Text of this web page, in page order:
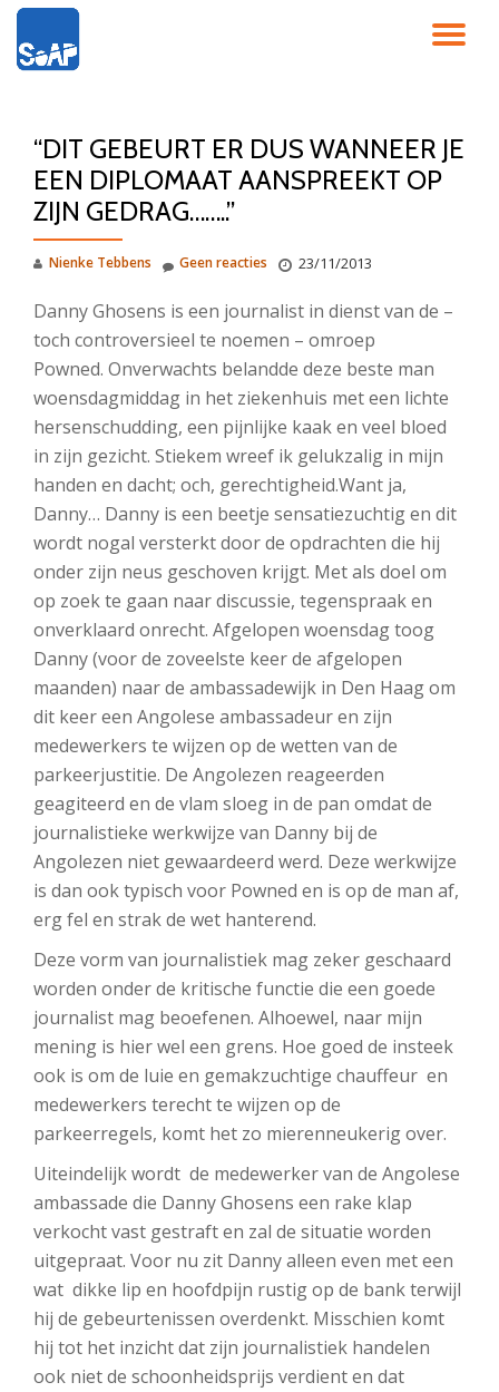
direct
inhoud“DIT GEBEURT ER DUS WANNEER JE
EEN DIPLOMAAT AANSPREEKT OP
ZIJN GEDRAG……..”
Nienke Tebbens 23/11/2013
Geen reacties
Danny Ghosens is een journalist in dienst van de –
toch controversieel te noemen – omroep
Powned. Onverwachts belandde deze beste man
woensdagmiddag in het ziekenhuis met een lichte
hersenschudding, een pijnlijke kaak en veel bloed
in zijn gezicht. Stiekem wreef ik gelukzalig in mijn
handen en dacht; och, gerechtigheid.Want ja,
Danny… Danny is een beetje sensatiezuchtig en dit
wordt nogal versterkt door de opdrachten die hij
onder zijn neus geschoven krijgt. Met als doel om
op zoek te gaan naar discussie, tegenspraak en
onverklaard onrecht. Afgelopen woensdag toog
Danny (voor de zoveelste keer de afgelopen
maanden) naar de ambassadewijk in Den Haag om
dit keer een Angolese ambassadeur en zijn
medewerkers te wijzen op de wetten van de
parkeerjustitie. De Angolezen reageerden
geagiteerd en de vlam sloeg in de pan omdat de
journalistieke werkwijze van Danny bij de
Angolezen niet gewaardeerd werd. Deze werkwijze
is dan ook typisch voor Powned en is op de man af,
erg fel en strak de wet hanterend.
Deze vorm van journalistiek mag zeker geschaard
worden onder de kritische functie die een goede
journalist mag beoefenen. Alhoewel, naar mijn
mening is hier wel een grens. Hoe goed de insteek
ook is om de luie en gemakzuchtige chauffeur en
medewerkers terecht te wijzen op de
parkeerregels, komt het zo mierenneukerig over.
Uiteindelijk wordt de medewerker van de Angolese
ambassade die Danny Ghosens een rake klap
verkocht vast gestraft en zal de situatie worden
uitgepraat. Voor nu zit Danny alleen even met een
wat dikke lip en hoofdpijn rustig op de bank terwijl
hij de gebeurtenissen overdenkt. Misschien komt
hij tot het inzicht dat zijn journalistiek handelen
ook niet de schoonheidsprijs verdient en dat